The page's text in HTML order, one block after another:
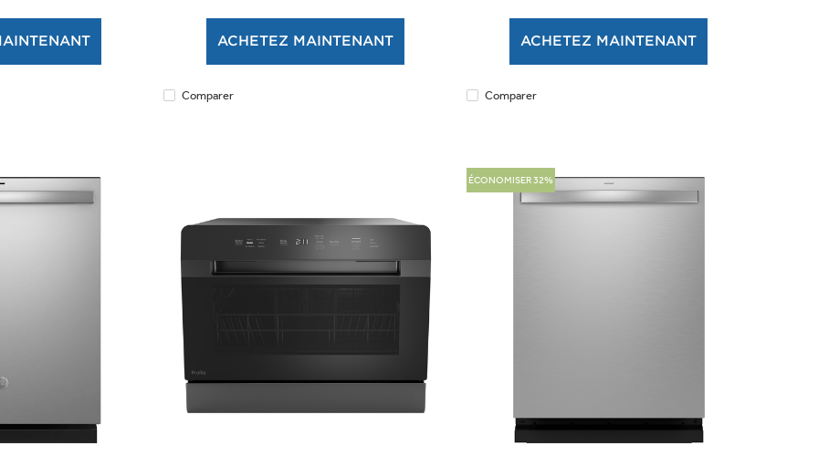
ACHETEZ MAINTENANT
Comparer
ACHETEZ MAINTENANT
Comparer
ÉCONOMISER 32%